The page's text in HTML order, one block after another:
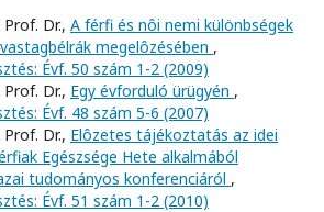
Dr., A férfi és nôi nemi különbségek
megelôzésében ,
Évf. 50 szám 1-2 (2009)
Dr., Egy évforduló ürügyén ,
Évf. 48 szám 5-6 (2007)
Dr., Elôzetes tájékoztatás az idei
Egészsége Hete alkalmából
tudományos konferenciáról ,
Évf. 51 szám 1-2 (2010)